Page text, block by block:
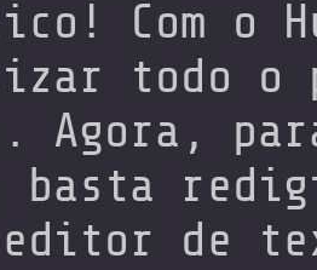
Com o
todo o
Agora,
editor de